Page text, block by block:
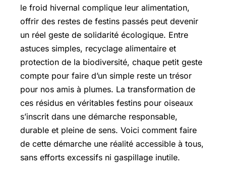
le froid hivernal complique leur alimentation,
offrir des restes de festins passés peut devenir
un réel geste de solidarité écologique. Entre
astuces simples, recyclage alimentaire et
protection de la biodiversité, chaque petit geste
compte pour faire d’un simple reste un trésor
pour nos amis à plumes. La transformation de
ces résidus en véritables festins pour oiseaux
s’inscrit dans une démarche responsable,
durable et pleine de sens. Voici comment faire
de cette démarche une réalité accessible à tous,
sans efforts excessifs ni gaspillage inutile.